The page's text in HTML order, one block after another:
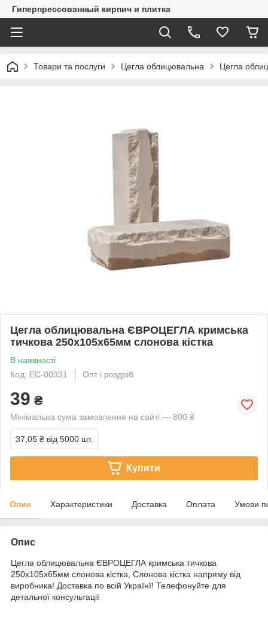
Гиперпрессованный кирпич и плитка
Товари та послуги Цегла облицювальна Цегла
Цегла облицювальна ЄВРОЦЕГЛА кримська
тичкова 250х105х65мм слонова кістка
В наявності
Код: EC-00331
Опт і роздріб
39 ₴
Мінімальна сума замовлення на сайті — 800 ₴
37,05 ₴ від 5000 шт.
Купити
Опис Характеристики Доставка Оплата Умови
Опис
Цегла облицювальна ЄВРОЦЕГЛА кримська тичкова
250х105х65мм слонова кістка, Слонова кістка напряму від
виробника! Доставка по всій Українї! Телефонуйте для
детальної консультації